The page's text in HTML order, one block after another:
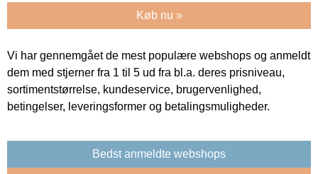
Køb nu »
Vi har gennemgået de mest populære webshops og anmeldt
dem med stjerner fra 1 til 5 ud fra bl.a. deres prisniveau,
sortimentstørrelse, kundeservice, brugervenlighed,
betingelser, leveringsformer og betalingsmuligheder.
Bedst anmeldte webshops